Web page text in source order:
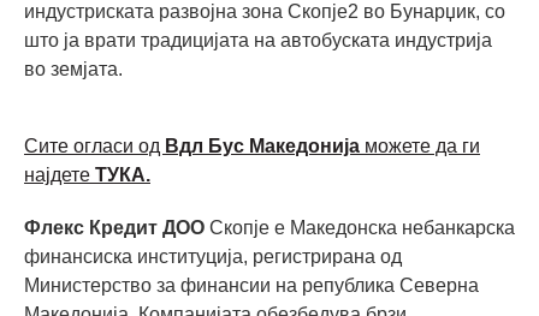
индустриската развојна зона Скопје2 во Бунарџик, со
што ја врати традицијата на автобуската индустрија
во земјата.
Сите огласи од Вдл Бус Македонија можете да ги
најдете ТУКА.
Флекс Кредит ДОО Скопје е Македонска небанкарска
финансиска институција, регистрирана од
Министерство за финансии на република Северна